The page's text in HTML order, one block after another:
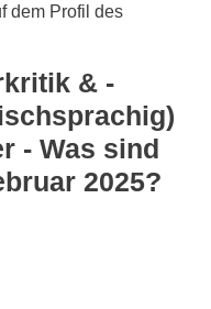
dem Profil des
& -
- Was sind
2025?